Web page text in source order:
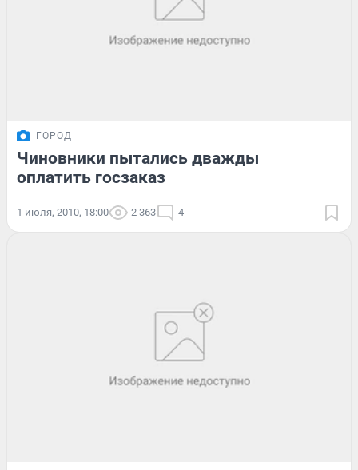
ГОРОД
Чиновники пытались дважды
оплатить госзаказ
1 июля, 2010, 18:00 2 363 4